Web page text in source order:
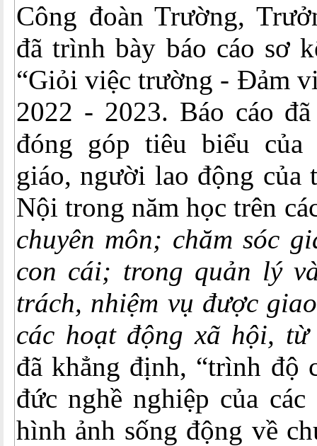
Công đoàn Trường,
đã trình bày báo cáo sơ
“Giỏi việc trường - Đảm
2022 - 2023. Báo cáo
đóng góp tiêu biểu
giáo, người lao động của
Nội trong năm học trên
chuyên môn; chăm sóc
con cái; trong quản lý
trách, nhiệm vụ được
các hoạt động xã hội,
đã khẳng định, “trình độ
đức nghề nghiệp của
hình ảnh sống động về